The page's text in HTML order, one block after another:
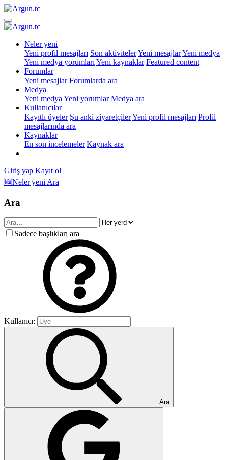
Neler yeni
Yeni profil mesajları Son aktivitelerYeni mesajlarYeni medya
Yeni medya yorumları Yeni kaynaklar Featured content
Forumlar
Yeni mesajlar Forumlarda ara
Medya
Yeni medya Yeni yorumlar Medya ara
Kullanıcılar
Kayıtlı üyeler Şu anki ziyaretçilerYeni profil mesajları Profil
mesajlarında ara
Kaynaklar
En son incelemeler Kaynak ara
Giriş yap Kayıt ol
🆕Neler yeni Ara
Ara
Sadece başlıkları ara
Kullanıcı:
Ara